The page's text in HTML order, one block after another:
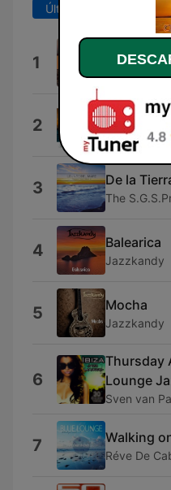
Últimos 7 días
1 El Alba
2 Sunday
Stepo Del
3 De la
The
4 Balearica
Jazzkandy
5 Mocha
Jazzkandy
6
Thursday
Lounge
Sven van
7 Walking
Réve De